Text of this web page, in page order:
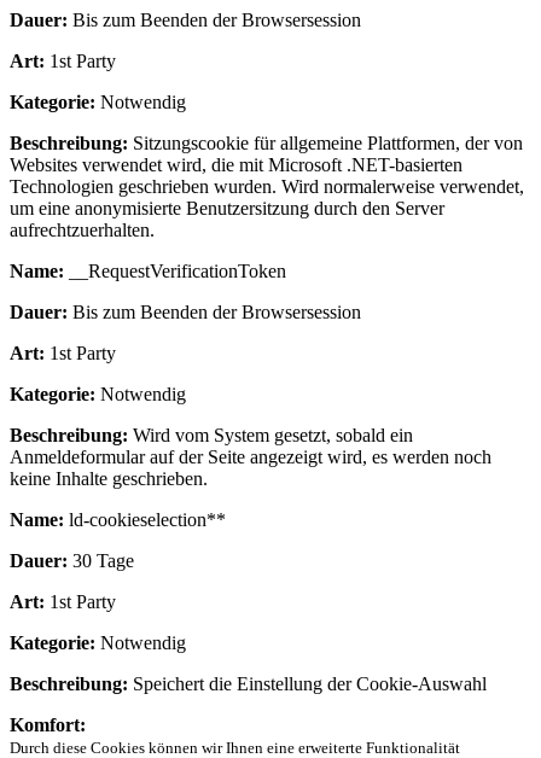
Dauer: Bis zum Beenden der Browsersession
Art: 1st Party
Kategorie: Notwendig
Beschreibung: Sitzungscookie für allgemeine Plattformen, der von
Websites verwendet wird, die mit Microsoft .NET-basierten
Technologien geschrieben wurden. Wird normalerweise verwendet,
um eine anonymisierte Benutzersitzung durch den Server
aufrechtzuerhalten.
Name: __RequestVerificationToken
Dauer: Bis zum Beenden der Browsersession
Art: 1st Party
Kategorie: Notwendig
Beschreibung: Wird vom System gesetzt, sobald ein
Anmeldeformular auf der Seite angezeigt wird, es werden noch
keine Inhalte geschrieben.
Name: ld-cookieselection**
Dauer: 30 Tage
Art: 1st Party
Kategorie: Notwendig
Beschreibung: Speichert die Einstellung der Cookie-Auswahl
Komfort:
Durch diese Cookies können wir Ihnen eine erweiterte Funktionalität